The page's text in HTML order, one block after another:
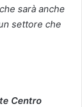
sarà anche
settore che
Centro